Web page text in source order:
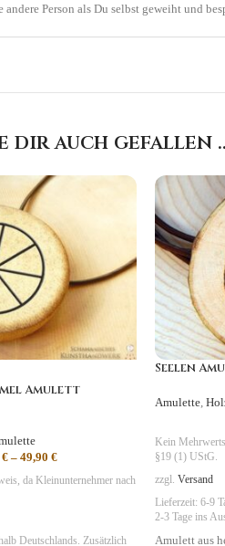
Person als Du selbst geweiht und
dir auch gefallen
Amulett
€– 49,90 €
da Kleinunternehmer nach
Deutschlands. Zusätzlich
Seelen
Amulette,
Kein
§19 (1) UStG.
zzgl. Versand
Lieferzeit: 6-9
2-3 Tage ins
Amulett aus